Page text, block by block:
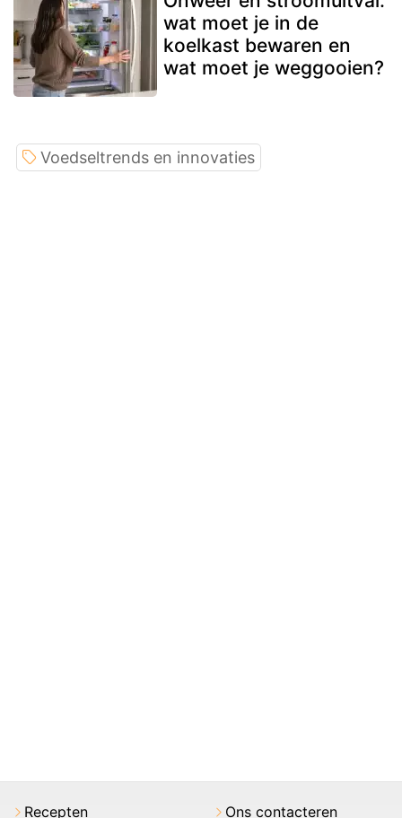
wat moet je in de
koelkast bewaren en
wat moet je weggooien?
Voedseltrends en innovaties
Recepten Ons contacteren